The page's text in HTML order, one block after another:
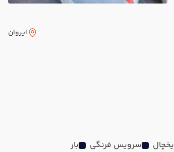
ایروان
یخچال سرویس فرنگی بار